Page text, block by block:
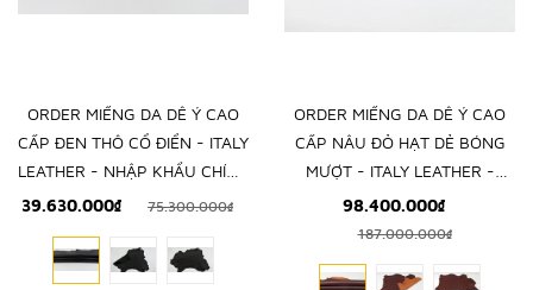
ORDER MIẾNG DA DÊ Ý CAO
CẤP ĐEN THÔ CỔ ĐIỂN - ITALY
LEATHER - NHẬP KHẨU CHÍNH
HÃNG TỪ Ý
39.630.000₫ 75.300.000₫
ORDER MIẾNG DA DÊ Ý CAO
CẤP NÂU ĐỎ HẠT DẺ BÓNG
MƯỢT - ITALY LEATHER -
NHẬP KHẨU CHÍNH HÃNG TỪ
Ý
98.400.000₫
187.000.000₫